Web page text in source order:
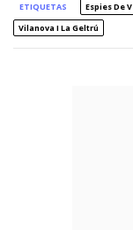
ETIQUETAS Espies De
Vilanova I La Geltrú